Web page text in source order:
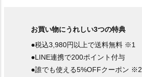
お買い物にうれしい3つの特典
●税込3,980円以上で送料無料 ※1
●LINE連携で200ポイント付与
●誰でも使える5%OFFクーポン ※2